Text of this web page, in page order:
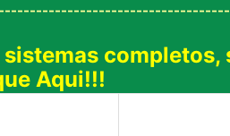
completos,
Aqui!!!